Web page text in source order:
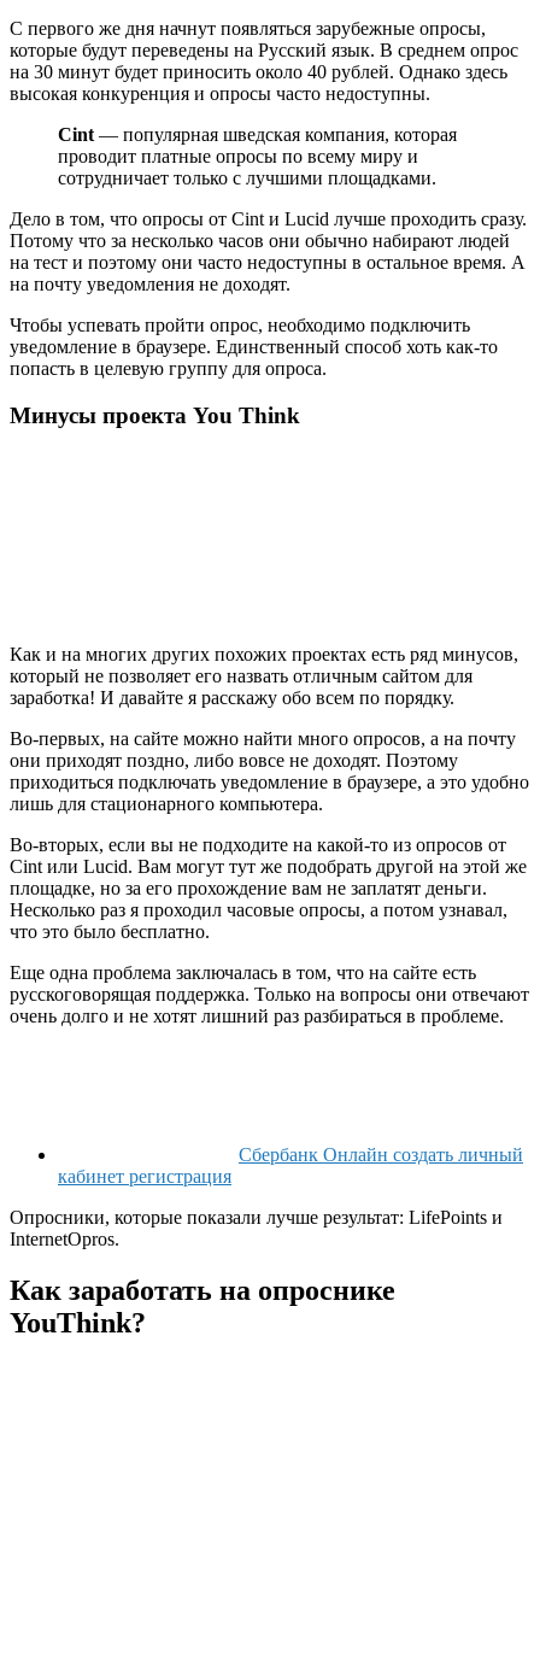
С первого же дня начнут появляться зарубежные опросы,
которые будут переведены на Русский язык. В среднем опрос
на 30 минут будет приносить около 40 рублей. Однако здесь
высокая конкуренция и опросы часто недоступны.
Cint— популярная шведская компания, которая
проводит платные опросы по всему миру и
сотрудничает только с лучшими площадками.
Дело в том, что опросы от Cint и Lucid лучше проходить сразу.
Потому что за несколько часов они обычно набирают людей
на тест и поэтому они часто недоступны в остальное время. А
на почту уведомления не доходят.
Чтобы успевать пройти опрос, необходимо подключить
уведомление в браузере. Единственный способ хоть как-то
попасть в целевую группу для опроса.
Минусы проекта You Think
Как и на многих других похожих проектах есть ряд минусов,
который не позволяет его назвать отличным сайтом для
заработка! И давайте я расскажу обо всем по порядку.
Во-первых, на сайте можно найти много опросов, а на почту
они приходят поздно, либо вовсе не доходят. Поэтому
приходиться подключать уведомление в браузере, а это удобно
лишь для стационарного компьютера.
Во-вторых, если вы не подходите на какой-то из опросов от
Cint или Lucid. Вам могут тут же подобрать другой на этой же
площадке, но за его прохождение вам не заплатят деньги.
Несколько раз я проходил часовые опросы, а потом узнавал,
что это было бесплатно.
Еще одна проблема заключалась в том, что на сайте есть
русскоговорящая поддержка. Только на вопросы они отвечают
очень долго и не хотят лишний раз разбираться в проблеме.
Сбербанк Онлайн создать личный
кабинет регистрация
Опросники, которые показали лучше результат: LifePoints и
InternetOpros.
Как заработать на опроснике
YouThink?